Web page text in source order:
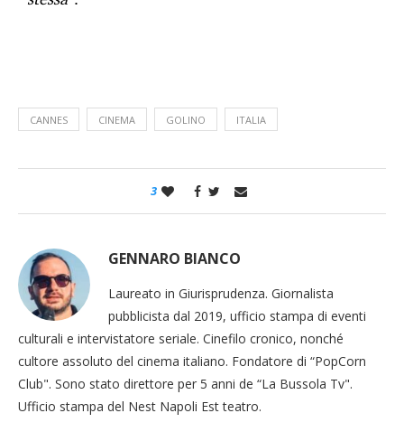
CANNES CINEMA GOLINO ITALIA
3
GENNARO BIANCO
Laureato in Giurisprudenza. Giornalista
pubblicista dal 2019, ufficio stampa di eventi
culturali e intervistatore seriale. Cinefilo cronico, nonché
cultore assoluto del cinema italiano. Fondatore di “PopCorn
Club". Sono stato direttore per 5 anni de “La Bussola Tv".
Ufficio stampa del Nest Napoli Est teatro.